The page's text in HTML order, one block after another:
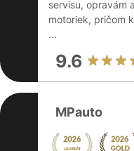
servisu, opravám
motoriek, pričom
...
9.6
MPauto